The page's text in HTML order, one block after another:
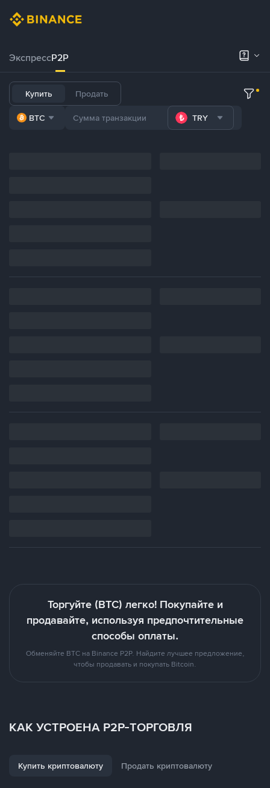
ЭкспрессP2P
Купить Продать
BTC TRY
Торгуйте (BTC) легко! Покупайте и
продавайте, используя предпочтительные
способы оплаты.
Обменяйте BTC на Binance P2P. Найдите лучшее предложение,
чтобы продавать и покупать Bitcoin.
КАК УСТРОЕНА P2P-ТОРГОВЛЯ
Купить криптовалюту Продать криптовалюту